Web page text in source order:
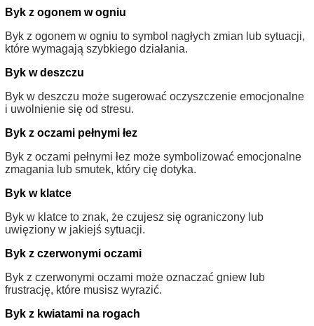
Byk z ogonem w ogniu
Byk z ogonem w ogniu to symbol nagłych zmian lub sytuacji,
które wymagają szybkiego działania.
Byk w deszczu
Byk w deszczu może sugerować oczyszczenie emocjonalne
i uwolnienie się od stresu.
Byk z oczami pełnymi łez
Byk z oczami pełnymi łez może symbolizować emocjonalne
zmagania lub smutek, który cię dotyka.
Byk w klatce
Byk w klatce to znak, że czujesz się ograniczony lub
uwięziony w jakiejś sytuacji.
Byk z czerwonymi oczami
Byk z czerwonymi oczami może oznaczać gniew lub
frustrację, które musisz wyrazić.
Byk z kwiatami na rogach